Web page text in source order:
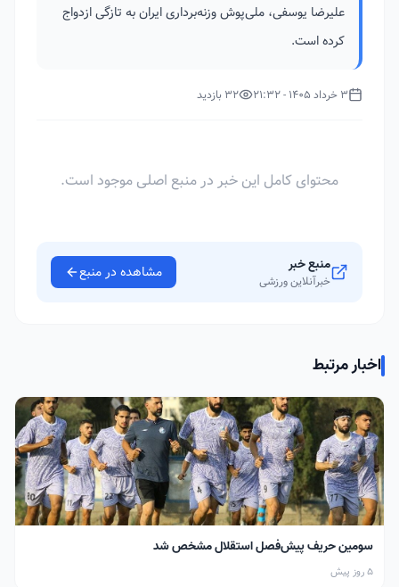
علیرضا یوسفی، ملی‌پوش وزنه‌برداری ایران به تازگی ازدواج
کرده است.
3 خرداد 1405 - 21:32 32 بازدید
محتوای کامل این خبر در منبع اصلی موجود است.
منبع خبر
خبرآنلاین ورزشی مشاهده در منبع
اخبار مرتبط
سومین حریف پیش‌فصل استقلال مشخص شد
5 روز پیش